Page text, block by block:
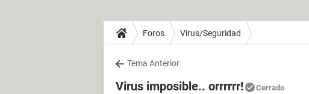
Foros Virus/Seguridad
Tema Anterior
Virus imposible.. orrrrrr! Cerrado